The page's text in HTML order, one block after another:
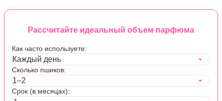
Рассчитайте идеальный объем парфюма
Как часто используете:
Сколько пшиков:
Срок (в месяцах):